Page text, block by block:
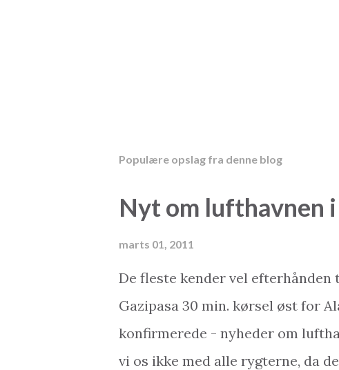
Populære opslag fra denne blog
Nyt om lufthavnen
marts 01, 2011
De fleste kender vel
Gazipasa 30 min. kørsel øst for
konfirmerede - nyheder om
vi os ikke med alle rygterne, da